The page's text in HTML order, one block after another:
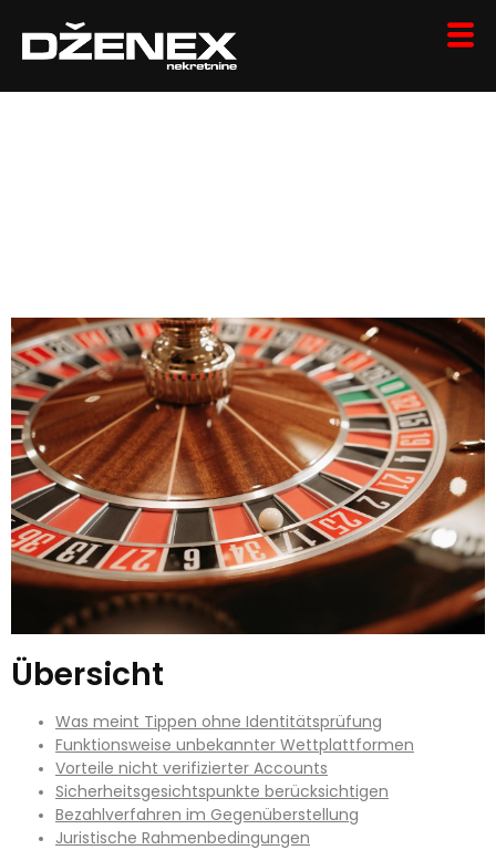
Übersicht
Was meint Tippen ohne Identitätsprüfung
Funktionsweise unbekannter Wettplattformen
Vorteile nicht verifizierter Accounts
Sicherheitsgesichtspunkte berücksichtigen
Bezahlverfahren im Gegenüberstellung
Juristische Rahmenbedingungen